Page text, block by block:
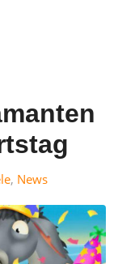
, News